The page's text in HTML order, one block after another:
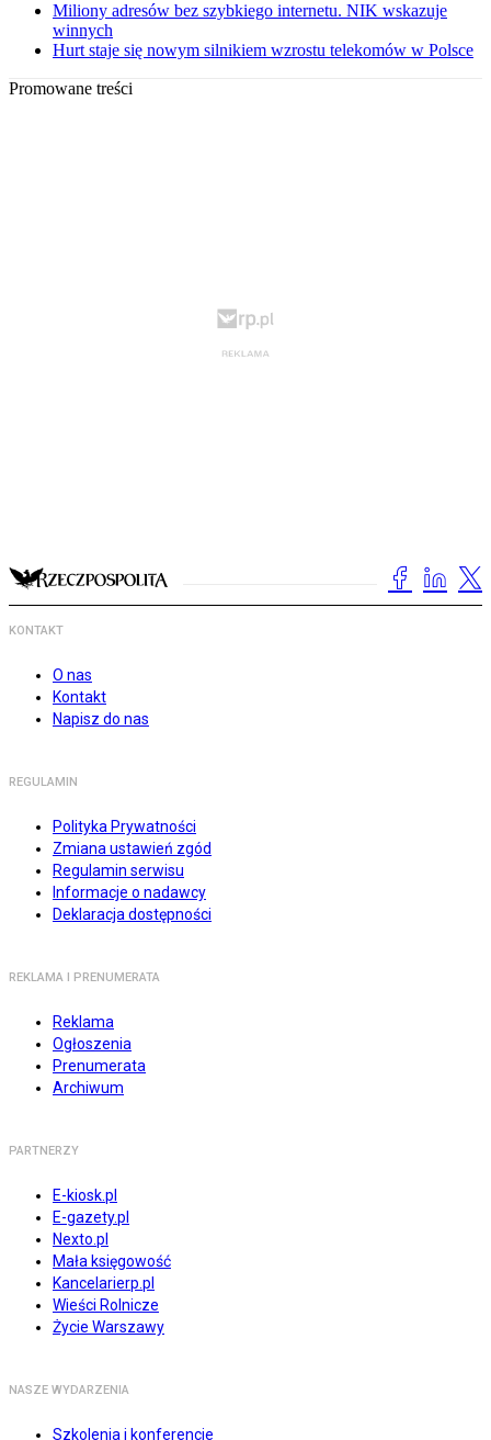
Miliony adresów bez szybkiego internetu. NIK wskazuje
winnych
Hurt staje się nowym silnikiem wzrostu telekomów w Polsce
Promowane treści
KONTAKT
O nas
Kontakt
Napisz do nas
REGULAMIN
Polityka Prywatności
Zmiana ustawień zgód
Regulamin serwisu
Informacje o nadawcy
Deklaracja dostępności
REKLAMA I PRENUMERATA
Reklama
Ogłoszenia
Prenumerata
Archiwum
PARTNERZY
E-kiosk.pl
E-gazety.pl
Nexto.pl
Mała księgowość
Kancelarierp.pl
Wieści Rolnicze
Życie Warszawy
NASZE WYDARZENIA
Szkolenia i konferencje